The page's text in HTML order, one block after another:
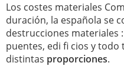
Los costes materiales
duración, la española se
destrucciones materiales
puentes, edi fi cios y
distintas proporciones.